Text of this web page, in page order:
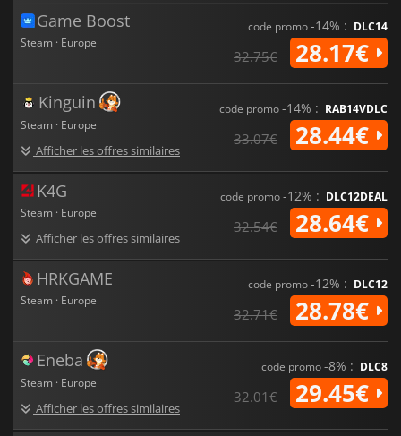
Game Boost
Steam · Europe
code promo-14% : DLC14
32.75€ 28.17€
Kinguin
Steam · Europe
Afficher les offres similaires
code promo-14% : RAB14VDLC
33.07€ 28.44€
K4G
Steam · Europe
Afficher les offres similaires
code promo-12% : DLC12DEAL
32.54€ 28.64€
HRKGAME
Steam · Europe
code promo-12% : DLC12
32.71€ 28.78€
Eneba
Steam · Europe
Afficher les offres similaires
code promo-8% : DLC8
32.01€ 29.45€